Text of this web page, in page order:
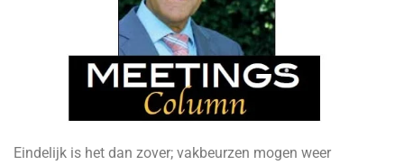
Eindelijk is het dan zover; vakbeurzen mogen weer